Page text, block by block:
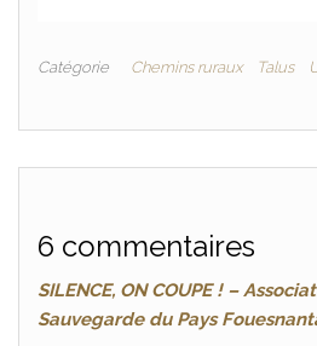
Catégorie Chemins ruraux Talus
6 commentaires
SILENCE, ON COUPE ! –
Sauvegarde du Pays